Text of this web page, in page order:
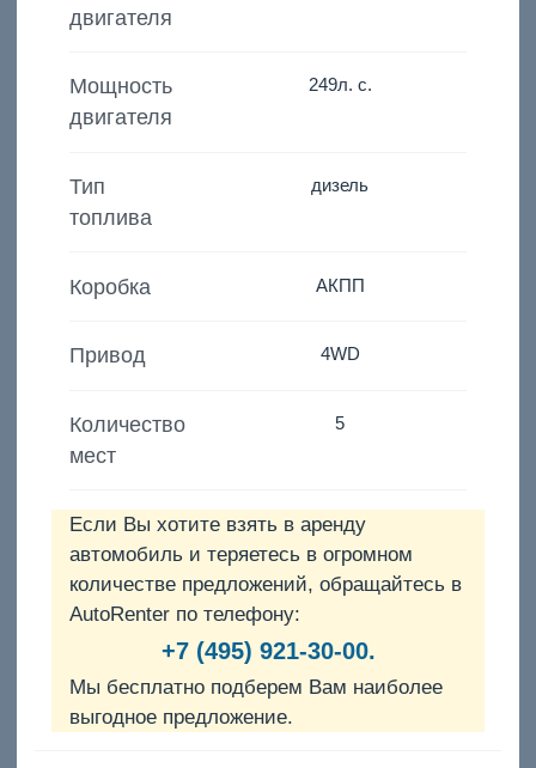
двигателя
Мощность
двигателя
249л. с.
Тип
топлива
дизель
Коробка АКПП
Привод 4WD
Количество
мест
5
Если Вы хотите взять в аренду
автомобиль и теряетесь в огромном
количестве предложений, обращайтесь в
AutoRenter по телефону:
+7 (495) 921-30-00.
Мы бесплатно подберем Вам наиболее
выгодное предложение.